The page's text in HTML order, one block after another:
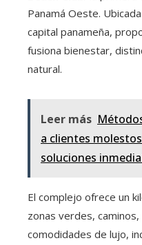
Panamá Oeste.
capital panameña,
fusiona bienestar,
natural.
Leer más
a clientes
soluciones
El complejo ofrece un
zonas verdes,
comodidades de lujo,